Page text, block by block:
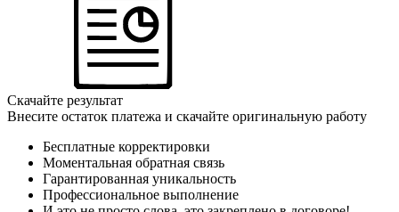
Скачайте результат
Внесите остаток платежа и скачайте оригинальную работу
Бесплатные корректировки
Моментальная обратная связь
Гарантированная уникальность
Профессиональное выполнение